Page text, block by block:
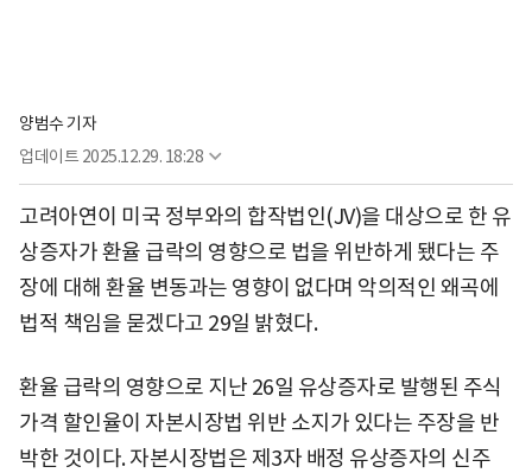
양범수 기자
업데이트 2025.12.29. 18:28
고려아연이 미국 정부와의 합작법인(JV)을 대상으로 한 유
상증자가 환율 급락의 영향으로 법을 위반하게 됐다는 주
장에 대해 환율 변동과는 영향이 없다며 악의적인 왜곡에
법적 책임을 묻겠다고 29일 밝혔다.
환율 급락의 영향으로 지난 26일 유상증자로 발행된 주식
가격 할인율이 자본시장법 위반 소지가 있다는 주장을 반
박한 것이다. 자본시장법은 제3자 배정 유상증자의 신주